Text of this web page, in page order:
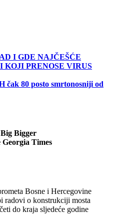
I GDE NAJČEŠĆE
PRENOSE VIRUS
čak 80 posto smrtonosniji od
Big Bigger
Georgia Times
Bosne i Hercegovine
radovi o konstrukciji mosta
do kraja sljedeće godine